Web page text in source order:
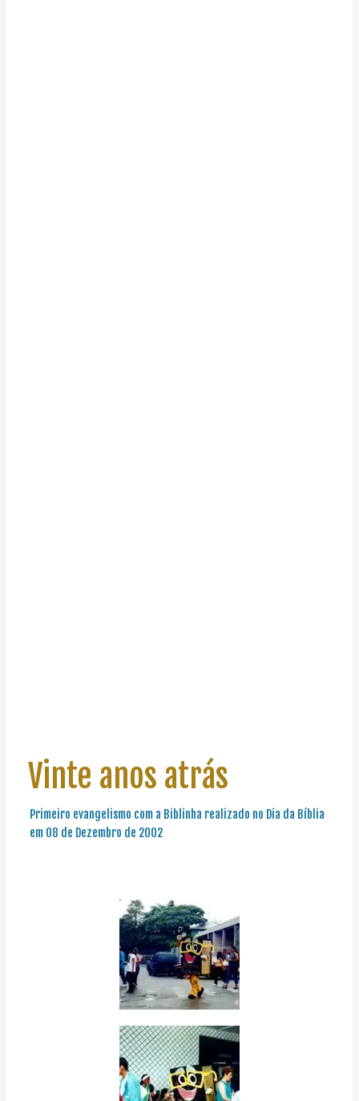
Vinte anos atrás
Primeiro evangelismo com a Biblinha realizado no Dia da Bíblia
em 08 de Dezembro de 2002